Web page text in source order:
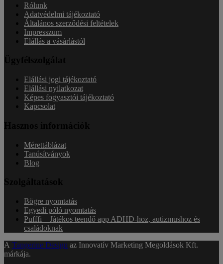
Rólunk
Adatvédelmi tájékoztató
Általános szerződési feltételek
Impresszum
Elállás a vásárlástól
Ügyfélszolgálat
Elállási jogi tájékoztató
Elállási nyilatkozat
Képes fogyasztói tájékoztató
Kapcsolat
Hasznos információk
Mérettáblázat
Tanúsítványok
Blog
Szolgáltatások
Bögre nyomtatás
Egyedi póló nyomtatás
Pufffi – Játékos teendő app ADHD-hoz, autizmushoz és
családoknak
A Tangerine Design az Innovatív Marketing Megoldások Kft.
márkája.